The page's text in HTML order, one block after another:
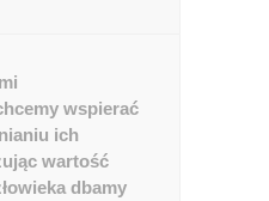
wspierać
ich
wartość
dbamy